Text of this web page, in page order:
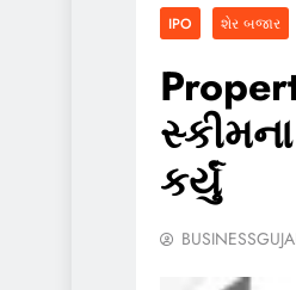
IPO શેર બજાર
કર્યું